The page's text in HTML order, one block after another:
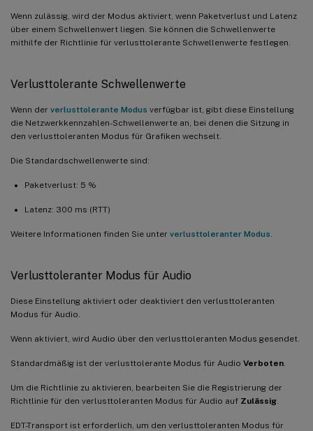
Wenn zulässig, wird der Modus aktiviert, wenn Paketverlust und Latenz
über einem Schwellenwert liegen. Sie können die Schwellenwerte
mithilfe der Richtlinie für verlusttolerante Schwellenwerte festlegen.
Verlusttolerante Schwellenwerte
Wenn der verlusttolerante Modus verfügbar ist, gibt diese Einstellung
die Netzwerkkennzahlen-Schwellenwerte an, bei denen die Sitzung in
den verlusttoleranten Modus für Grafiken wechselt.
Die Standardschwellenwerte sind:
Paketverlust: 5 %
Latenz: 300 ms (RTT)
Weitere Informationen finden Sie unter verlusttoleranter Modus
Verlusttoleranter Modus für Audio
Diese Einstellung aktiviert oder deaktiviert den verlusttoleranten
Modus für Audio.
Wenn aktiviert, wird Audio über den verlusttoleranten Modus gesendet.
Standardmäßig ist der verlusttolerante Modus für Audio Verboten
Um die Richtlinie zu aktivieren, bearbeiten Sie die Registrierung der
Richtlinie für den verlusttoleranten Modus für Audio auf Zulässig
EDT-Transport ist erforderlich, um den verlusttoleranten Modus für